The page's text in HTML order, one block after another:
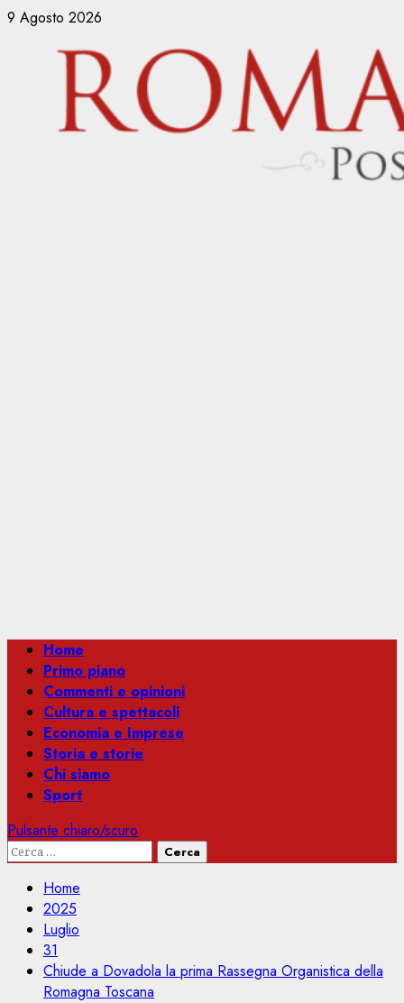
Vai
contenuto
9 Agosto 2026
Menu
principale
Home
Primo piano
Commenti e opinioni
Cultura e spettacoli
Economia e Imprese
Storia e storie
Chi siamo
Sport
Pulsante chiaro/scuro
Ricerca
Home
2025
Luglio
31
Chiude a Dovadola la prima Rassegna Organistica della
Romagna Toscana